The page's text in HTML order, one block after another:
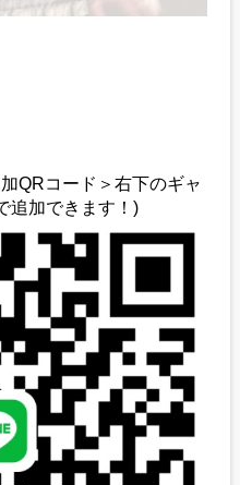
QRコード＞右下のギャ
追加できます！)